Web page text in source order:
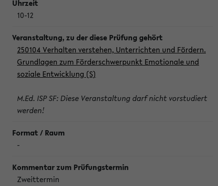
10-12
250104 Verhalten verstehen, Unterrichten und Fördern.
Grundlagen zum Förderschwerpunkt Emotionale und
soziale Entwicklung (S)
M.Ed. ISP SF: Diese Veranstaltung darf nicht vorstudiert
werden!
-
Zweittermin